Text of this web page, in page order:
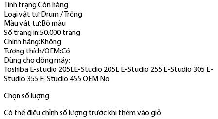
Tình trạng:Còn hàng
Loại vật tư: Drum / Trống
Màu vật tư: Bộ màu
Số trang in:50.000 trang
Chính hãng: Không
Tương thích/OEM:Có
Dùng cho dòng máy:
Toshiba E-studio 205LE-Studio 205L E-Studio 255 E-Studio 305 E-
Studio 355 E-Studio 455 OEM No
Chọn số lượng
Có thể điều chỉnh số lượng trước khi thêm vào giỏ